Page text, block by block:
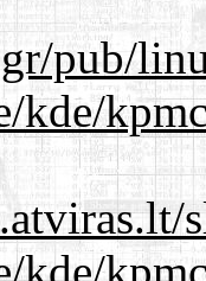
pub/
kde/
kde/